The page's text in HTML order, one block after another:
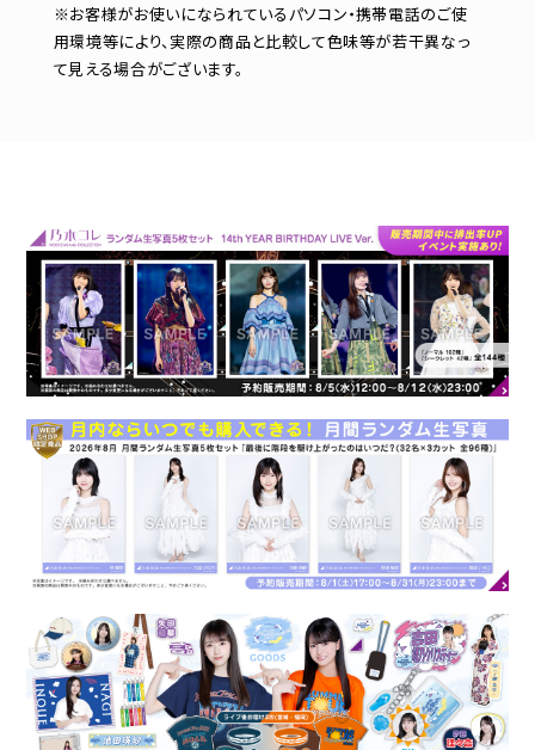
※お客様がお使いになられているパソコン・携帯電話のご使
用環境等により、実際の商品と比較して色味等が若干異なっ
て見える場合がございます。